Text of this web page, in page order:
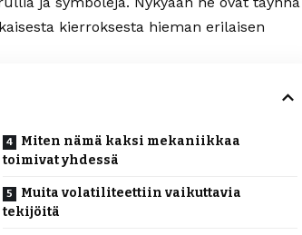
kierroksesta hieman erilaisen
Miten nämä kaksi mekaniikkaa
toimivat yhdessä
Muita volatiliteettiin vaikuttavia
tekijöitä